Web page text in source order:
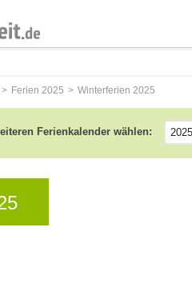
Ferien 2025 Winterferien 2025
Ferienkalender wählen: